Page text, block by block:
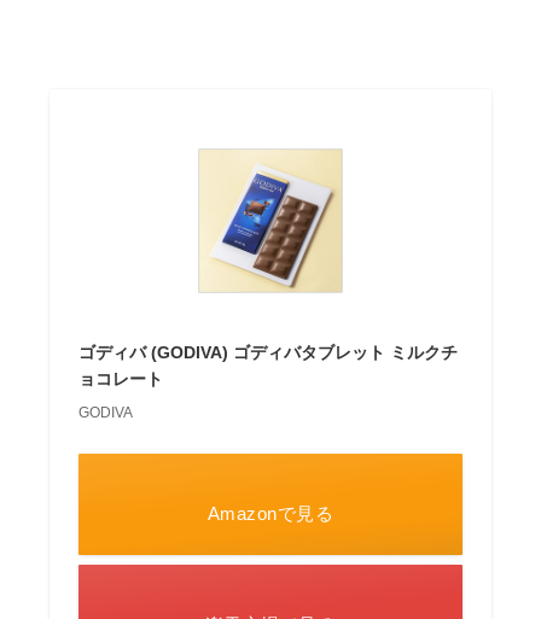
ゴディバ (GODIVA) ゴディバタブレット ミルクチ
ョコレート
GODIVA
Amazonで見る